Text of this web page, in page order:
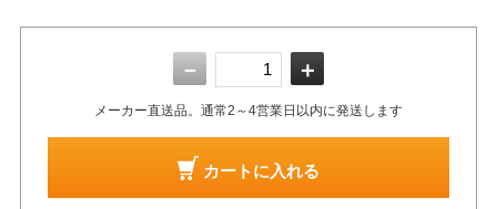
－ ＋
メーカー直送品。通常2～4営業日以内に発送します
カートに入れる